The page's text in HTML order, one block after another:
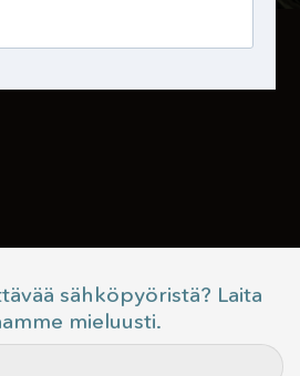
sähköpyöristä? Laita
mieluusti.